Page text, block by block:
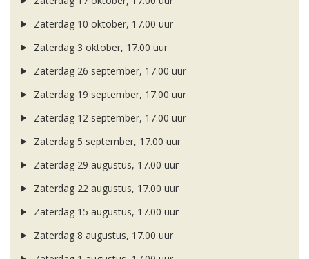
Zaterdag 10 oktober, 17.00 uur
Zaterdag 3 oktober, 17.00 uur
Zaterdag 26 september, 17.00 uur
Zaterdag 19 september, 17.00 uur
Zaterdag 12 september, 17.00 uur
Zaterdag 5 september, 17.00 uur
Zaterdag 29 augustus, 17.00 uur
Zaterdag 22 augustus, 17.00 uur
Zaterdag 15 augustus, 17.00 uur
Zaterdag 8 augustus, 17.00 uur